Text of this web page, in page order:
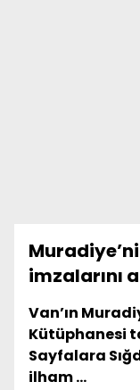
imzalarını
Van’ın
Kütüphanesi
Sayfalara
ilham ...